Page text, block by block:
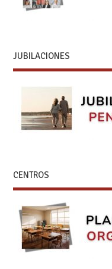
JUBILACIONES
CENTROS